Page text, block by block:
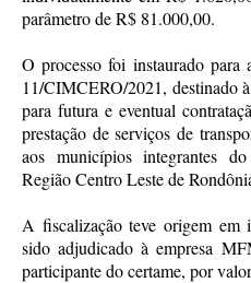
parâmetro de R$ 81.000,00.
O processo foi instaurado para
11/CIMCERO/2021, destinado
para futura e eventual
prestação de serviços de
aos municípios integrantes
Região Centro Leste de
A fiscalização teve origem
sido adjudicado à empresa
participante do certame, por